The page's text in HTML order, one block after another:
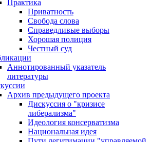
Практика
Приватность
Свобода слова
Справедливые выборы
Хорошая полиция
Честный суд
Аннотированный указатель
литературы
Архив предыдущего проекта
Дискуссия о "кризисе
либерализма"
Идеология консерватизма
Национальная идея